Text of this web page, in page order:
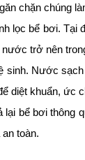
chặn chúng
lọc bể bơi. Tại
trở nên
Nước
diệt khuẩn, ức
bể bơi thông
toàn.